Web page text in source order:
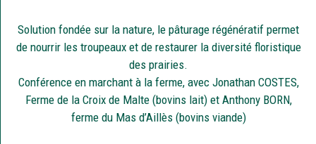
Solution fondée sur la nature, le pâturage régénératif permet
de nourrir les troupeaux et de restaurer la diversité floristique
des prairies.
Conférence en marchant à la ferme, avec Jonathan COSTES,
Ferme de la Croix de Malte (bovins lait) et Anthony BORN,
ferme du Mas d’Aillès (bovins viande)